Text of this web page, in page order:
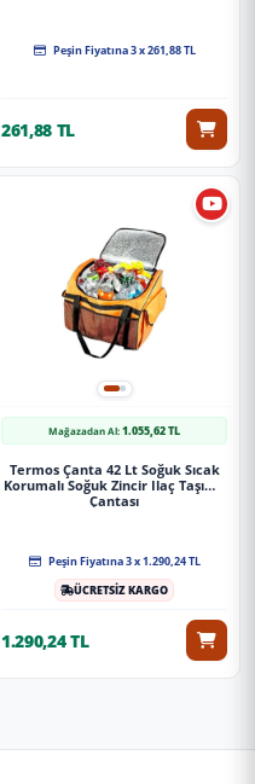
Peşin Fiyatına 3 x 261,88 TL
261,88 TL
Mağazadan Al:1.055,62 TL
Termos Çanta 42 Lt Soğuk Sıcak
Korumalı Soğuk Zincir Ilaç Taşıma
Çantası
Peşin Fiyatına 3 x 1.290,24 TL
ÜCRETSİZ KARGO
1.290,24 TL